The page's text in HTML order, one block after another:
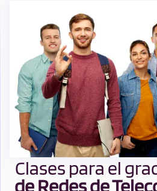
Clases para el
de Redes de